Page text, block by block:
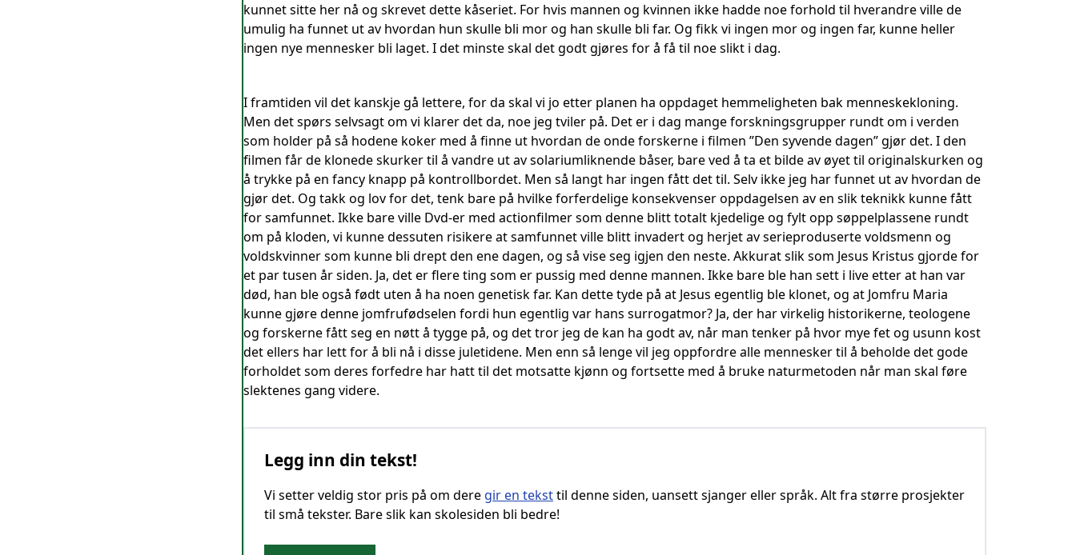
kunnet sitte her nå og skrevet dette kåseriet. For hvis mannen og kvinnen ikke hadde noe forhold til hverandre ville de
umulig ha funnet ut av hvordan hun skulle bli mor og han skulle bli far. Og fikk vi ingen mor og ingen far, kunne heller
ingen nye mennesker bli laget. I det minste skal det godt gjøres for å få til noe slikt i dag.
I framtiden vil det kanskje gå lettere, for da skal vi jo etter planen ha oppdaget hemmeligheten bak menneskekloning.
Men det spørs selvsagt om vi klarer det da, noe jeg tviler på. Det er i dag mange forskningsgrupper rundt om i verden
som holder på så hodene koker med å finne ut hvordan de onde forskerne i filmen ”Den syvende dagen” gjør det. I den
filmen får de klonede skurker til å vandre ut av solariumliknende båser, bare ved å ta et bilde av øyet til originalskurken og
å trykke på en fancy knapp på kontrollbordet. Men så langt har ingen fått det til. Selv ikke jeg har funnet ut av hvordan de
gjør det. Og takk og lov for det, tenk bare på hvilke forferdelige konsekvenser oppdagelsen av en slik teknikk kunne fått
for samfunnet. Ikke bare ville Dvd-er med actionfilmer som denne blitt totalt kjedelige og fylt opp søppelplassene rundt
om på kloden, vi kunne dessuten risikere at samfunnet ville blitt invadert og herjet av serieproduserte voldsmenn og
voldskvinner som kunne bli drept den ene dagen, og så vise seg igjen den neste. Akkurat slik som Jesus Kristus gjorde for
et par tusen år siden. Ja, det er flere ting som er pussig med denne mannen. Ikke bare ble han sett i live etter at han var
død, han ble også født uten å ha noen genetisk far. Kan dette tyde på at Jesus egentlig ble klonet, og at Jomfru Maria
kunne gjøre denne jomfrufødselen fordi hun egentlig var hans surrogatmor? Ja, der har virkelig historikerne, teologene
og forskerne fått seg en nøtt å tygge på, og det tror jeg de kan ha godt av, når man tenker på hvor mye fet og usunn kost
det ellers har lett for å bli nå i disse juletidene. Men enn så lenge vil jeg oppfordre alle mennesker til å beholde det gode
forholdet som deres forfedre har hatt til det motsatte kjønn og fortsette med å bruke naturmetoden når man skal føre
slektenes gang videre.
Legg inn din tekst!
Vi setter veldig stor pris på om dere gir en teksttil denne siden, uansett sjanger eller språk. Alt fra større prosjekter
til små tekster. Bare slik kan skolesiden bli bedre!